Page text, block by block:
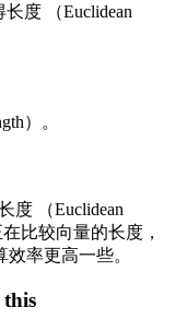
度 （Euclidean
）。
度 （Euclidean
比较向量的长度，
率更高一些。